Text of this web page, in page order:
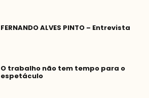
FERNANDO ALVES PINTO – Entrevista
O trabalho não tem tempo para o
espetáculo